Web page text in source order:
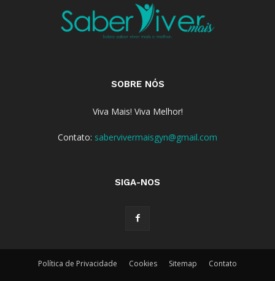
SOBRE NÓS
Viva Mais! Viva Melhor!
Contato: sabervivermaisgyn@gmail.com
SIGA-NOS
Política de Privacidade Cookies Sitemap Contato